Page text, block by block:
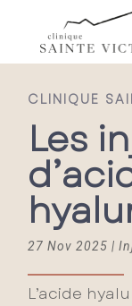
CLINIQUE
Les
27 Nov 2025 |
L’acide